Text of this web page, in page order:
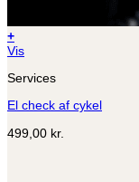
+
Vis
Services
El check af cykel
499,00 kr.